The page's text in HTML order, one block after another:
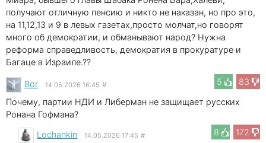
получают отличную пенсию и никто не наказан, но про это,
на 11,12,13 и 9 в левых газетах,просто молчат,но говорят
много об демократии, и обманывают народ? Нужна
реформа справедливость, демократия в прокуратуре и
Багаце в Израиле.??
5
83
Bor 14.05.2026 16:45 #
Почему, партии НДИ и Либерман не защищает русских
Ронана Гофмана?
8
172
Lochankin 14.05.2026 17:45 #